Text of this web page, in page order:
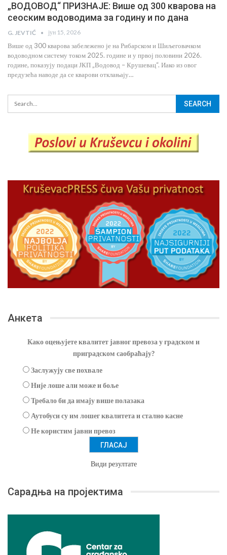
„ВОДОВОД“ ПРИЗНАЈЕ: Више од 300 кварова на
сеоским водоводима за годину и по дана
G. JEVTIĆ јун 15, 2026
Више од 300 кварова забележено је на Рибарском и Шиљеговачком
водоводном систему током 2025. године и у првој половини 2026.
године, показују подаци ЈКП „Водовод – Крушевац“. Иако из овог
предузећа наводе да се кварови отклањају…
Анкета
Како оцењујете квалитет јавног превоза у градском и
приградском саобраћају?
Заслужују све похвале
Није лоше али може и боље
Требало би да имају више полазака
Аутобуси су им лошег квалитета и стално касне
Не користим јавни превоз
Види резултате
Сарадња на пројектима